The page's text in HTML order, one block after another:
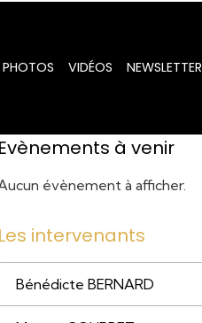
VIDÉOS NEWSLETTER
Evènements à venir
évènement à afficher.
Les intervenants
Bénédicte BERNARD